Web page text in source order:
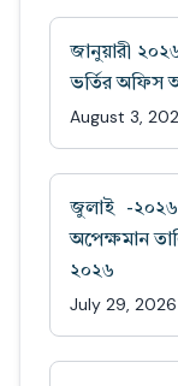
জানুয়ারী
ভর্তির অফিস
August 3,
জুলাই -২০২৬
অপেক্ষমান
২০২৬
July 29, 2026